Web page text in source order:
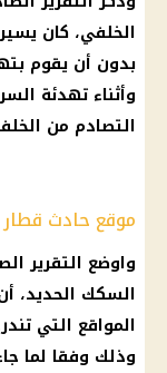
الخلفي، كان
بدون أن يقوم
وأثناء تهدئة
التصادم من
موقع حادث قطار
واوضع التقرير
السكك الحديد،
المواقع التي
وذلك وفقا لما